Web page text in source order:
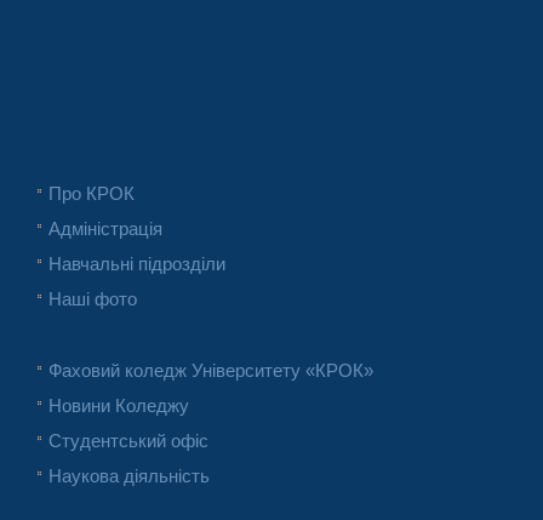
Про КРОК
Адміністрація
Навчальні підрозділи
Наші фото
Фаховий коледж Університету «КРОК»
Новини Коледжу
Студентський офіс
Наукова діяльність